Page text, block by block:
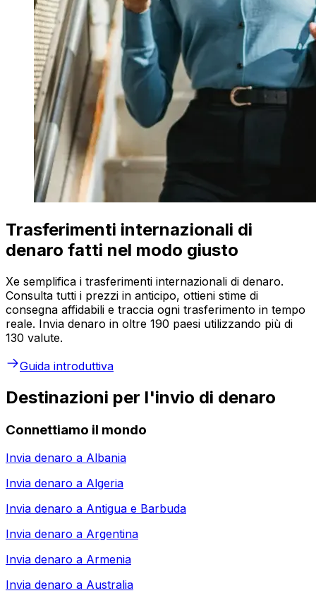
Trasferimenti internazionali di
denaro fatti nel modo giusto
Xe semplifica i trasferimenti internazionali di denaro.
Consulta tutti i prezzi in anticipo, ottieni stime di
consegna affidabili e traccia ogni trasferimento in tempo
reale. Invia denaro in oltre 190 paesi utilizzando più di
130 valute.
Guida introduttiva
Destinazioni per l'invio di denaro
Connettiamo il mondo
Invia denaro a Albania
Invia denaro a Algeria
Invia denaro a Antigua e Barbuda
Invia denaro a Argentina
Invia denaro a Armenia
Invia denaro a Australia